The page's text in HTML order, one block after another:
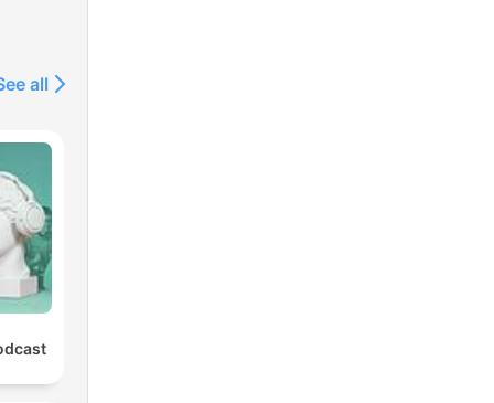
all